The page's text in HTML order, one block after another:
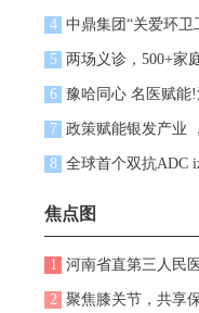
4 中鼎集团“关爱环卫工·酷暑送清凉”公益活
5 两场义诊，500+家庭到场：这场
6 豫哈同心 名医赋能!河南省直第三人民医
7 政策赋能银发产业 ，2026郑州养老辅具及康复医
8 全球首个双抗ADC iza-bren获批上市!开启双抗
焦点图
1 河南省直第三人民医院第66届脊柱内
2 聚焦膝关节，共享保膝技